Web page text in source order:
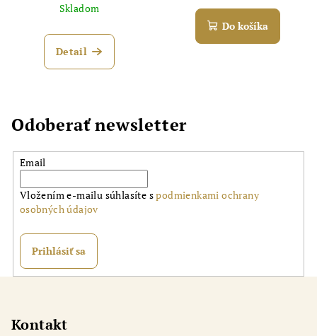
Skladom
Detail
Do košíka
Odoberať newsletter
Email
Vložením e-mailu súhlasíte spodmienkami ochrany
osobných údajov
Prihlásiť sa
Kontakt